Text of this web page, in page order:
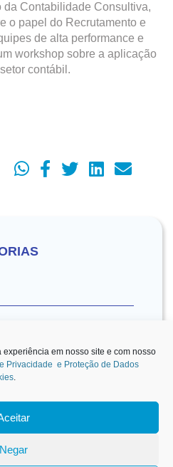
em nosso site e com nosso
Privacidade e Proteção de Dados
.
Negar
da Contabilidade Consultiva,
o papel do Recrutamento e
de alta performance e
workshop sobre a aplicação
contábil.